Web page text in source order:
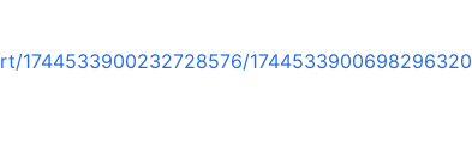
1744533900232728576/1744533900698296320